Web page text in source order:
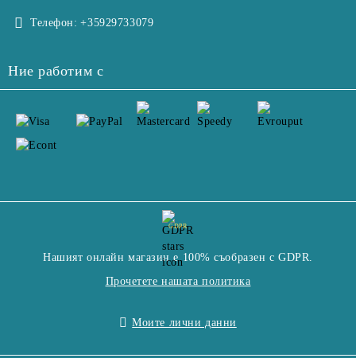
Телефон: +35929733079
Ние работим с
GDPR
Нашият онлайн магазин е 100% съобразен с GDPR.
Прочетете нашата политика
Моите лични данни